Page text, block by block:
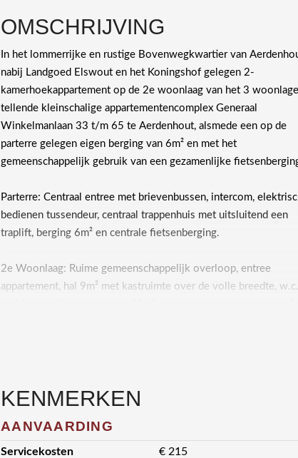
OMSCHRIJVING
In het lommerrijke en rustige Bovenwegkwartier van
nabij Landgoed Elswout en het Koningshof gelegen 2-
kamerhoekappartement op de 2e woonlaag van het 3
tellende kleinschalige appartementencomplex Generaal
Winkelmanlaan 33 t/m 65 te Aerdenhout, alsmede een op de
parterre gelegen eigen berging van 6m² en met het
gemeenschappelijk gebruik van een gezamenlijke
Parterre: Centraal entree met brievenbussen, intercom,
bedienen tussendeur, centraal trappenhuis met uitsluitend een
traplift, berging 6m² en centrale fietsenberging.
2e Woonlaag: Ruime gemeenschappelijk overloop, entree
appartement, hal 9m² met kastruimte over de volle breedte, w.c.
KENMERKEN
AANVAARDING
Servicekosten € 215